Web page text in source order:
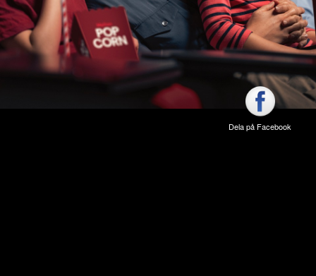
Dela på Facebook